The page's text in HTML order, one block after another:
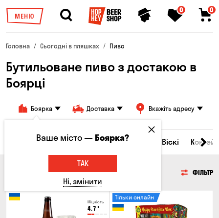
МЕНЮ
0 0
Головна Сьогодні в пляшках Пиво
Бутильоване пиво з достакою в
Боярці
Боярка Доставка Вкажіть адресу
Всі товари Пиво Сидр Віскі
ФІЛЬТР
Міцність
4.7 °
Тільки онлайн
Ваше місто —Боярка?
ТАК
Ні, змінити